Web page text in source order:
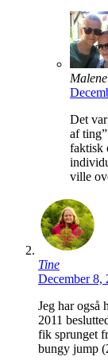
Det
af
faktisk
ville
Tine
December 8,
Jeg har også
2011
fik sprunget
bungy jump